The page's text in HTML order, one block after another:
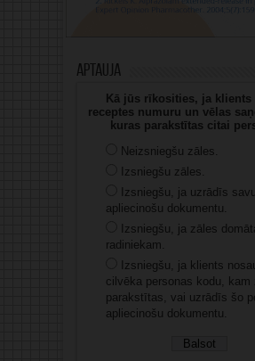
Aptauja
Kā jūs rīkosities, ja klients
receptes numuru un vēlas
kuras parakstītas citai
Neizsniegšu zāles.
Izsniegšu zāles.
Izsniegšu, ja uzrādīs
apliecinošu dokumentu.
Izsniegšu, ja zāles
radiniekam.
Izsniegšu, ja klients
cilvēka personas kodu, kam
parakstītas, vai uzrādīs šo
apliecinošu dokumentu.